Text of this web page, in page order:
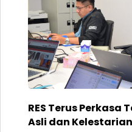
RES Terus Perkasa
Asli dan